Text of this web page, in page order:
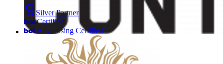
Silver Partner
Certified
Advertising Certified